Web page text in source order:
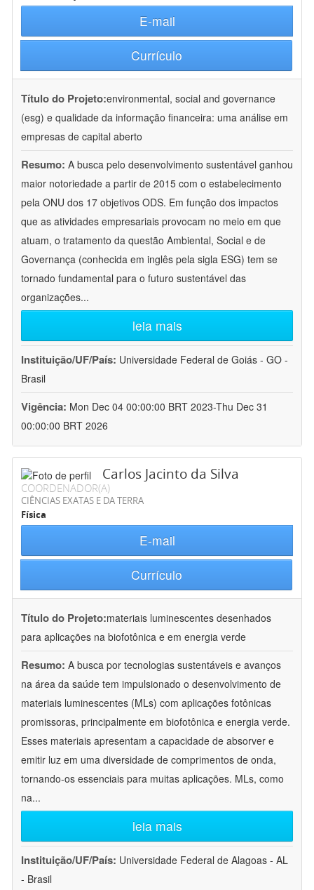
E-mail
Currículo
Título do Projeto:environmental, social and governance
(esg) e qualidade da informação financeira: uma análise em
empresas de capital aberto
Resumo: A busca pelo desenvolvimento sustentável ganhou
maior notoriedade a partir de 2015 com o estabelecimento
pela ONU dos 17 objetivos ODS. Em função dos impactos
que as atividades empresariais provocam no meio em que
atuam, o tratamento da questão Ambiental, Social e de
Governança (conhecida em inglês pela sigla ESG) tem se
tornado fundamental para o futuro sustentável das
organizações...
leia mais
Instituição/UF/País: Universidade Federal de Goiás - GO -
Brasil
Vigência: Mon Dec 04 00:00:00 BRT 2023-Thu Dec 31
00:00:00 BRT 2026
Carlos Jacinto da Silva
COORDENADOR(A)
CIÊNCIAS EXATAS E DA TERRA
Física
E-mail
Currículo
Título do Projeto:materiais luminescentes desenhados
para aplicações na biofotônica e em energia verde
Resumo: A busca por tecnologias sustentáveis e avanços
na área da saúde tem impulsionado o desenvolvimento de
materiais luminescentes (MLs) com aplicações fotônicas
promissoras, principalmente em biofotônica e energia verde.
Esses materiais apresentam a capacidade de absorver e
emitir luz em uma diversidade de comprimentos de onda,
tornando-os essenciais para muitas aplicações. MLs, como
na...
leia mais
Instituição/UF/País: Universidade Federal de Alagoas - AL
- Brasil